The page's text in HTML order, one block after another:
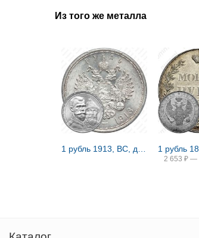
Из того же металла
2 653 ₽ —